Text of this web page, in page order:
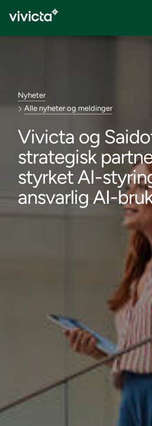
Nyheter
Alle nyheter og meldinger
Vivicta og
strategisk
styrket AI-
ansvarlig AI-